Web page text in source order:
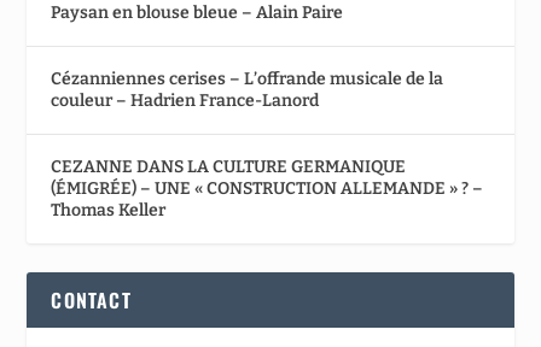
Paysan en blouse bleue – Alain Paire
Cézanniennes cerises – L’offrande musicale de la
couleur – Hadrien France-Lanord
CEZANNE DANS LA CULTURE GERMANIQUE
(ÉMIGRÉE) – UNE « CONSTRUCTION ALLEMANDE » ? –
Thomas Keller
CONTACT